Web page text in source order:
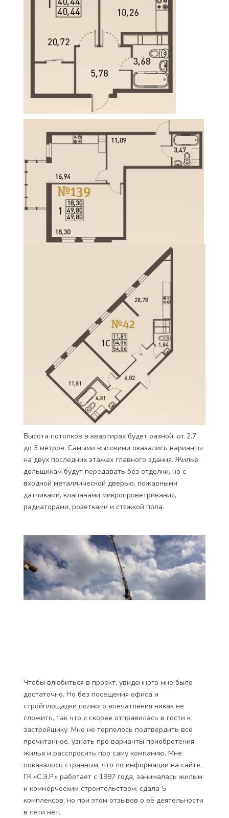
Высота потолков в квартирах будет разной, от 2.7
до 3 метров. Самыми высокими оказались варианты
на двух последних этажах главного здания. Жильё
дольщикам будут передавать без отделки, но с
входной металлической дверью, пожарными
датчиками, клапанами микропроветривания,
радиаторами, розетками и стяжкой пола.
Чтобы влюбиться в проект, увиденного мне было
достаточно. Но без посещения офиса и
стройплощадки полного впечатления никак не
сложить, так что я скорее отправилась в гости к
застройщику. Мне не терпелось подтвердить всё
прочитанное, узнать про варианты приобретения
жилья и расспросить про саму компанию. Мне
показалось странным, что по информации на сайте,
ГК «С.Э.Р.» работает с 1997 года, занималась жилым
и коммерческим строительством, сдала 5
комплексов, но при этом отзывов о её деятельности
в сети нет.